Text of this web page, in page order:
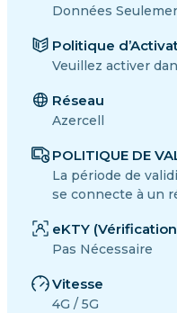
Données
Politique
Veuillez activer
Réseau
Azercell
POLITIQUE DE
La période de
se connecte à un
eKTY
Pas Nécessaire
Vitesse
4G / 5G